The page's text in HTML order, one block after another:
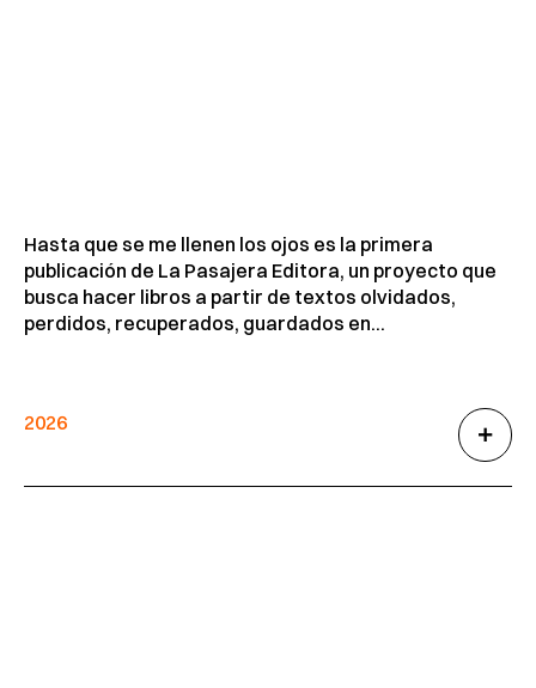
Hasta que se me llenen los ojos es la primera
publicación de La Pasajera Editora, un proyecto que
busca hacer libros a partir de textos olvidados,
perdidos, recuperados, guardados en...
2026